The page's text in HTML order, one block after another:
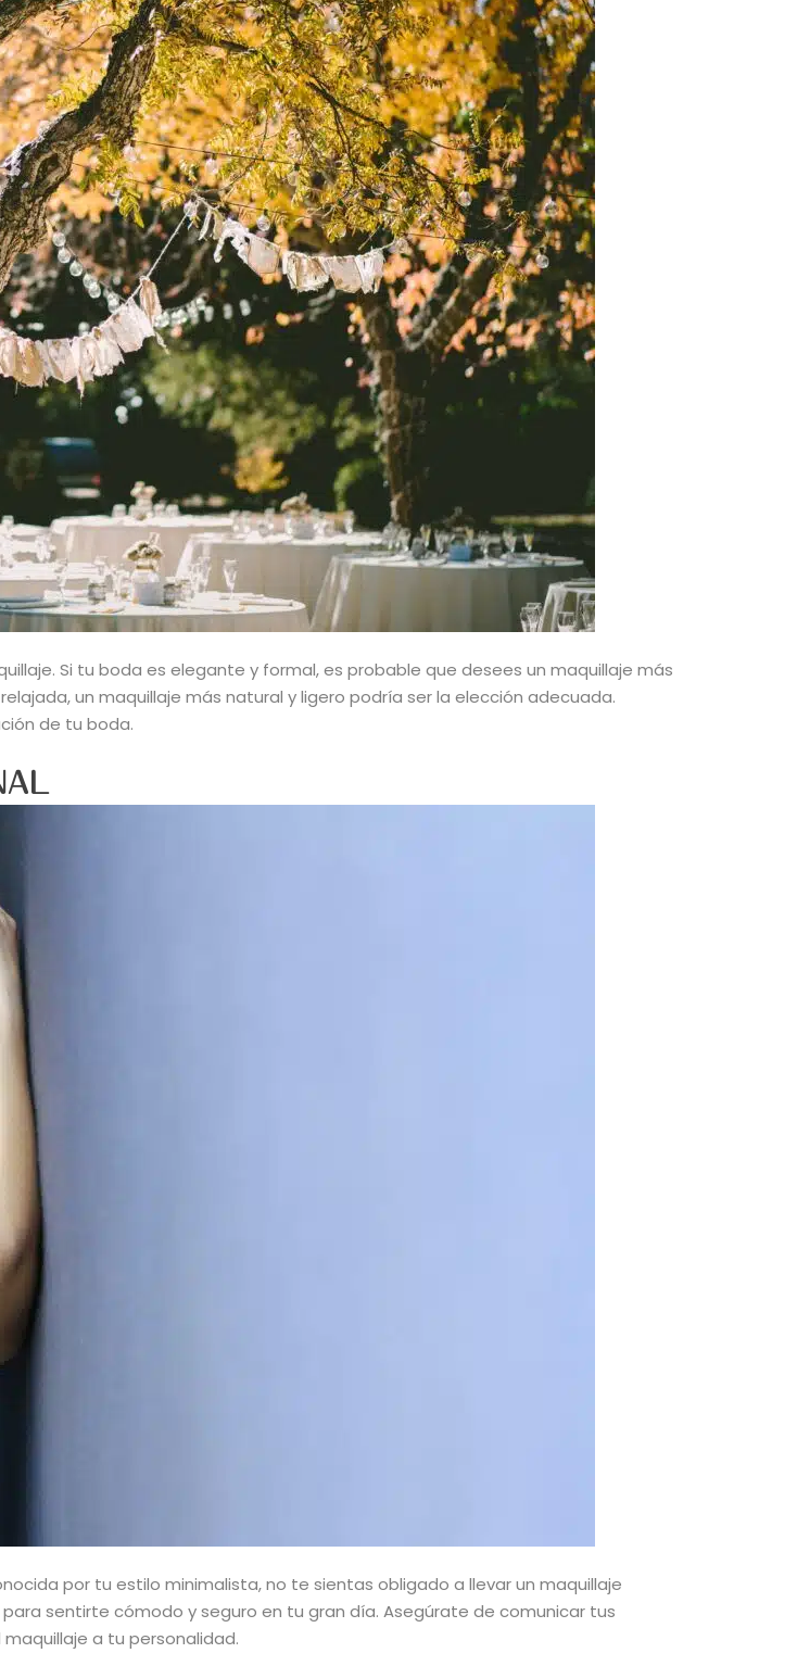
Si tu boda es elegante y formal, es probable que desees un maquillaje más
un maquillaje más natural y ligero podría ser la elección adecuada.
de tu boda.
por tu estilo minimalista, no te sientas obligado a llevar un maquillaje
sentirte cómodo y seguro en tu gran día. Asegúrate de comunicar tus
a tu personalidad.